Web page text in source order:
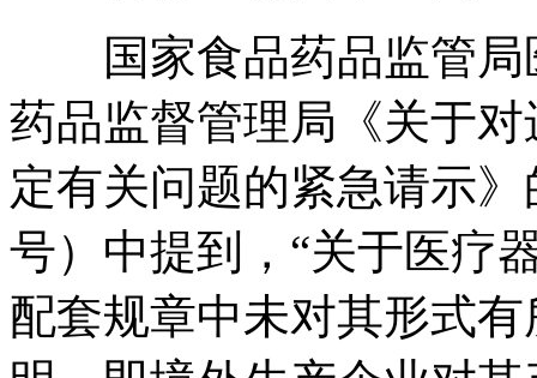
国家食品药品监管
药品监督管理局《关于
定有关问题的紧急请示
号）中提到，“关于医疗
配套规章中未对其形式